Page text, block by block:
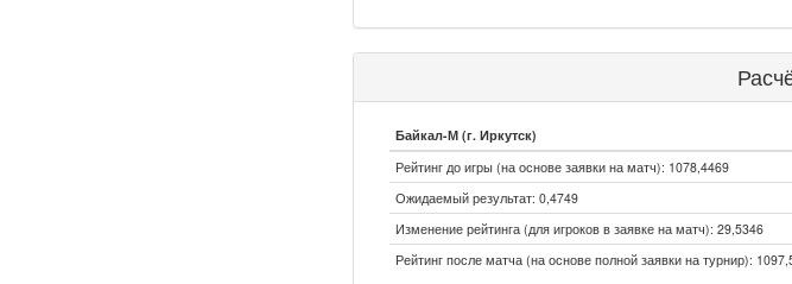
Байкал-М (г. Иркутск)
Рейтинг до игры (на основе заявки на матч): 1078,4469
Ожидаемый результат: 0,4749
Изменение рейтинга (для игроков в заявке на матч): 29,5346
Рейтинг после матча (на основе полной заявки на турнир):